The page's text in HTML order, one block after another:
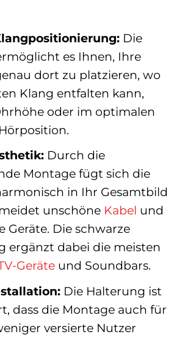
Die
es Ihnen, Ihre
dort zu platzieren, wo
Klang entfalten kann,
oder im optimalen
Durch die
Montage fügt sich die
in Ihr Gesamtbild
unschöne Kabel und
Geräte. Die schwarze
ergänzt dabei die meisten
Geräteund Soundbars.
Die Halterung ist
dass die Montage auch für
versierte Nutzer